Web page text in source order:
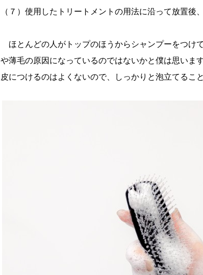
（７）使用したトリートメントの用法に沿って放置後
ほとんどの人がトップのほうからシャンプーをつけ
薄毛の原因になっているのではないかと僕は思いま
皮につけるのはよくないので、しっかりと泡立てるこ